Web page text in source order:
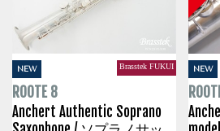
NEW Brasstek FUKUI
ROOTE 8
Anchert Authentic Soprano
NEW